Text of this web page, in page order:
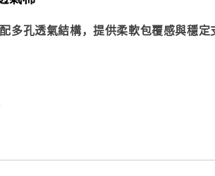
多孔透氣結構，提供柔軟包覆感與穩定